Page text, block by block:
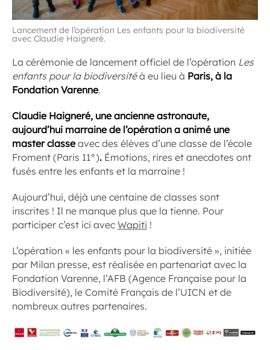
Lancement de l’opération Les enfants pour la biodiversité
avec Claudie Haigneré.
La cérémonie de lancement officiel de l’opération Les
enfants pour la biodiversitéà eu lieu à Paris, à la
Fondation Varenne.
Claudie Haigneré, une ancienne astronaute,
aujourd’hui marraine de l’opération a animé une
master classeavec des élèves d’une classe de l’école
Froment (Paris 11°). Émotions, rires et anecdotes ont
fusés entre les enfants et la marraine !
Aujourd’hui, déjà une centaine de classes sont
inscrites ! Il ne manque plus que la tienne. Pour
participer c’est ici avec Wapiti !
L’opération « les enfants pour la biodiversité », initiée
par Milan presse, est réalisée en partenariat avec la
Fondation Varenne, l’AFB (Agence Française pour la
Biodiversité), le Comité Français de l’UICN et de
nombreux autres partenaires.